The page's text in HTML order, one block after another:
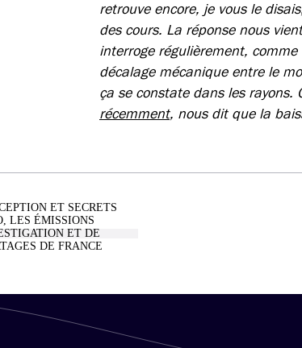
retrouve encore, je vous le
des cours. La réponse nous
interroge régulièrement,
décalage mécanique entre le
ça se constate dans les rayons.
récemment, nous dit que la
ET SECRETS
LES ÉMISSIONS
ET DE
DE FRANCE